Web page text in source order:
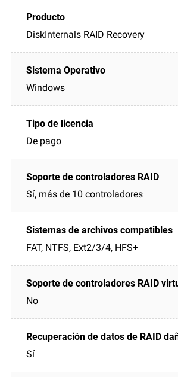
DiskInternals RAID Recovery
Windows
De pago
Sí, más de 10 controladores
FAT, NTFS, Ext2/3/4, HFS+
No
Sí